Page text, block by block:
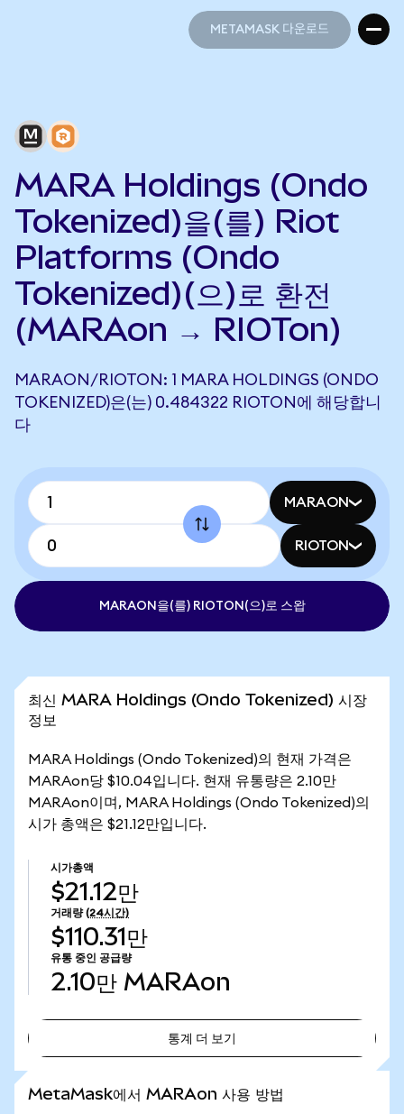
METAMASK 다운로드
MARA Holdings (Ondo
Tokenized)을(를) Riot
Platforms (Ondo
Tokenized)(으)로 환전
(MARAon → RIOTon)
MARAON/RIOTON: 1 MARA HOLDINGS (ONDO
TOKENIZED)은(는) 0.484322 RIOTON에 해당합니
다
MARAON
RIOTON
MARAON을(를) RIOTON(으)로 스왑
최신 MARA Holdings (Ondo Tokenized) 시장
정보
MARA Holdings (Ondo Tokenized)의 현재 가격은
MARAon당 $10.04입니다. 현재 유통량은 2.10만
MARAon이며, MARA Holdings (Ondo Tokenized)의
시가 총액은 $21.12만입니다.
시가총액
$21.12만
거래량 (24시간)
$110.31만
유통 중인 공급량
2.10만 MARAon
통계 더 보기
MetaMask에서 MARAon 사용 방법